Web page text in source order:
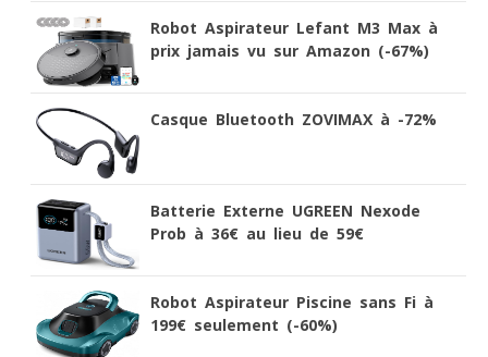
Robot Aspirateur Lefant M3 Max à
prix jamais vu sur Amazon (-67%)
Casque Bluetooth ZOVIMAX à -72%
Batterie Externe UGREEN Nexode
Prob à 36€ au lieu de 59€
Robot Aspirateur Piscine sans Fi à
199€ seulement (-60%)